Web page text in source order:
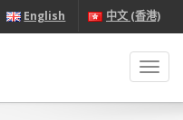
English 中文 (香港)